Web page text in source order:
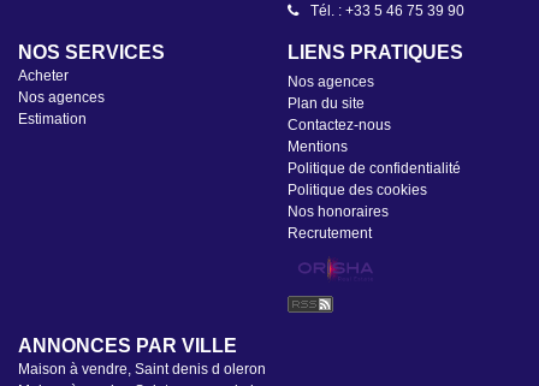
Tél. : +33 5 46 75 39 90
Tél. : +33 5 46 47 92 49
NOS SERVICES
Acheter
Nos agences
Estimation
LIENS PRATIQUES
Nos agences
Plan du site
Contactez-nous
Mentions
Politique de confidentialité
Politique des cookies
Nos honoraires
Recrutement
ANNONCES PAR VILLE
Maison à vendre, Saint denis d oleron